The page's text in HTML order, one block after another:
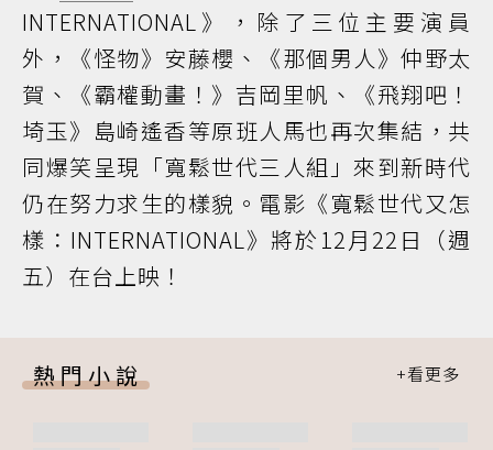
INTERNATIONAL》，除了三位主要演員
外，《怪物》安藤櫻、《那個男人》仲野太
賀、《霸權動畫！》吉岡里帆、《飛翔吧！
埼玉》島崎遙香等原班人馬也再次集結，共
同爆笑呈現「寬鬆世代三人組」來到新時代
仍在努力求生的樣貌。電影《寬鬆世代又怎
樣：INTERNATIONAL》將於12月22日（週
五）在台上映！
熱門小說